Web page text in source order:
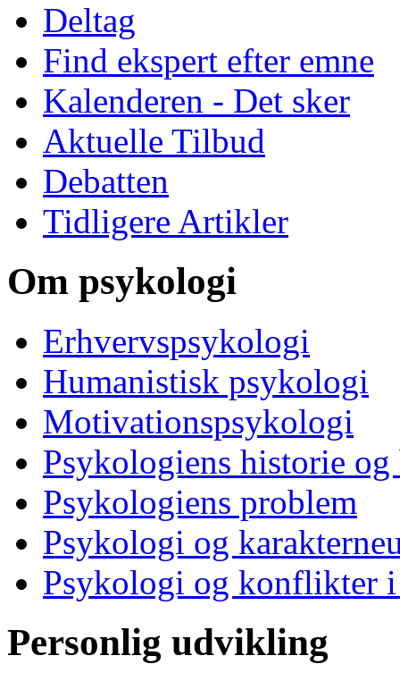
Deltag
Find ekspert efter emne
Kalenderen - Det sker
Aktuelle Tilbud
Debatten
Tidligere Artikler
Om psykologi
Erhvervspsykologi
Humanistisk psykologi
Motivationspsykologi
Psykologiens historie og
Psykologiens problem
Psykologi og
Psykologi og konflikter
Personlig udvikling